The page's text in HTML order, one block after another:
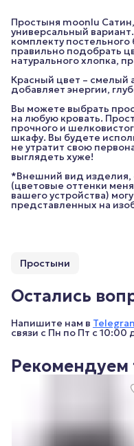
Простыня moonlu
универсальный
комплекту
правильно подобрать
натурального хлопка,
Красный цвет – смелый
добавляет энергии,
Вы можете выбрать
на любую кровать.
прочного и
шкафу. Вы будете
не утратит свою
выглядеть хуже!
*Внешний вид изделия,
(цветовые оттенки
вашего устройства)
представленных на
Простыни
Остались
Напишите нам в
связи с Пн по Пт с 10:00
Рекомендуем